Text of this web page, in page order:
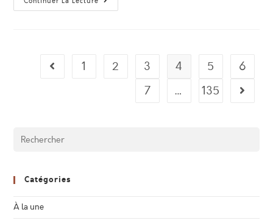
Du
Minéraliens
Dans
Go to the previous page
1 2 3 4 5
6
7
… 135 Aller à
Catégories
À la une